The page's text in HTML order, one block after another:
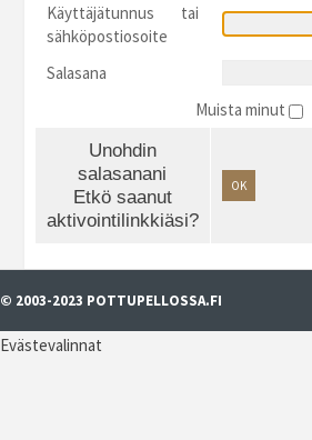
Käyttäjätunnus tai
sähköpostiosoite
Salasana
Muista minut
Unohdin
salasanani
Etkö saanut
aktivointilinkkiäsi?
OK
© 2003-2023 POTTUPELLOSSA.FI
Evästevalinnat